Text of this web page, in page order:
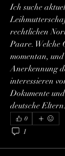
Ich suche
rechtlichen
Paare. Welche
momentan,
Anerkennung
interessieren
Dokumente
deutsche Eltern.
0
1